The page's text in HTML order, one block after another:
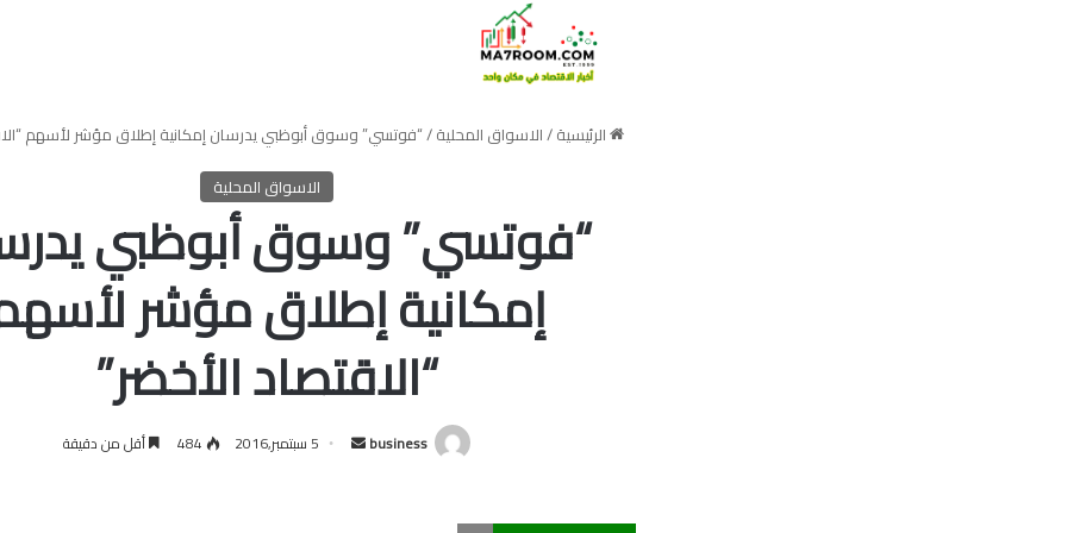
الرئيسية/الاسواق المحلية/“فوتسي” وسوق أبوظبي يدرسان إمكانية إطلاق مؤشر لأسهم
الاسواق المحلية
“فوتسي” وسوق أبوظبي
إمكانية إطلاق مؤشر
“الاقتصاد الأخضر”
business
أرسل 5 سبتمبر,2016 484 أقل من دقيقة